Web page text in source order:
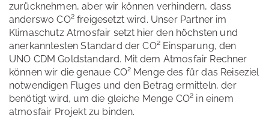
zurücknehmen, aber wir können verhindern, dass
anderswo CO² freigesetzt wird. Unser Partner im
Klimaschutz Atmosfair setzt hier den höchsten und
anerkanntesten Standard der CO² Einsparung, den
UNO CDM Goldstandard. Mit dem Atmosfair Rechner
können wir die genaue CO² Menge des für das Reiseziel
notwendigen Fluges und den Betrag ermitteln, der
benötigt wird, um die gleiche Menge CO² in einem
atmosfair Projekt zu binden.